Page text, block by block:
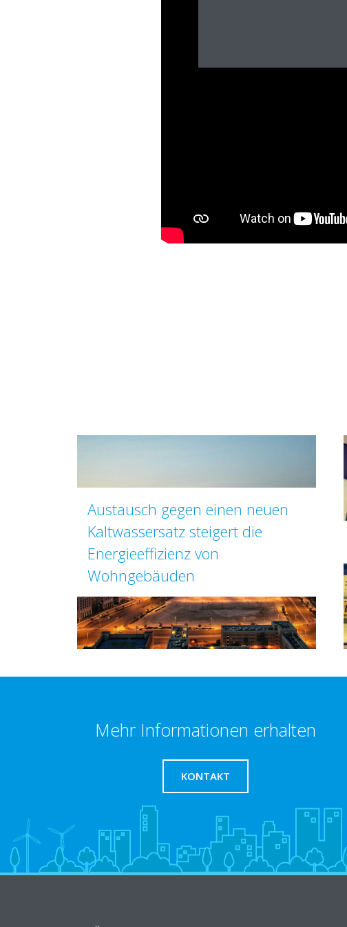
Austausch gegen einen neuen
Kaltwassersatz steigert die
Energieeffizienz von
Wohngebäuden
Mehr Informationen erhalten
KONTAKT